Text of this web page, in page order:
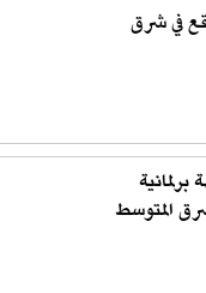
في شرق
المتوسط